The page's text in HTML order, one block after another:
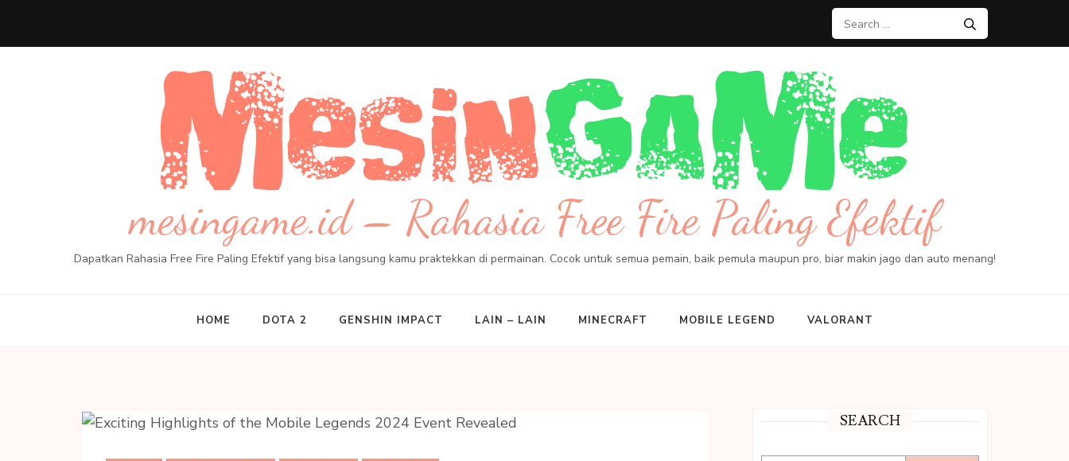
Search
for:
mesingame.id – Rahasia Free Fire Paling Efektif
Dapatkan Rahasia Free Fire Paling Efektif yang bisa langsung kamu praktekkan di permainan. Cocok untuk semua pemain, baik pemula maupun pro, biar makin jago dan auto menang!
HOME DOTA 2 GENSHIN IMPACT LAIN – LAIN MINECRAFT MOBILE LEGEND VALORANT
SEARCH